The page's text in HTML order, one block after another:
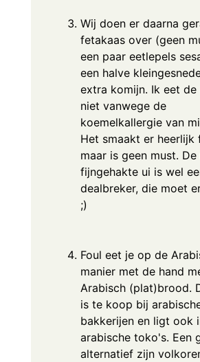
Wij doen er daarna
fetakaas over (geen
een paar eetlepels
een halve
extra komijn. Ik eet de
niet vanwege de
koemelkallergie van
Het smaakt er heerlijk
maar is geen must. De
fijngehakte ui is wel
dealbreker, die moet
;)
Foul eet je op de
manier met de hand
Arabisch (plat)brood.
is te koop bij
bakkerijen en ligt ook
arabische toko's. Een
alternatief zijn